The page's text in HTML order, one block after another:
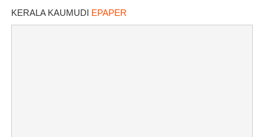
KERALA KAUMUDI EPAPER